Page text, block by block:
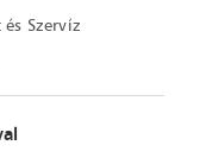
Szervíz